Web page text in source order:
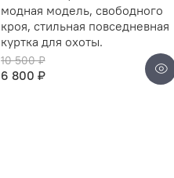
модная модель, свободного
кроя, стильная повседневная
куртка для охоты.
10 500 ₽
6 800 ₽